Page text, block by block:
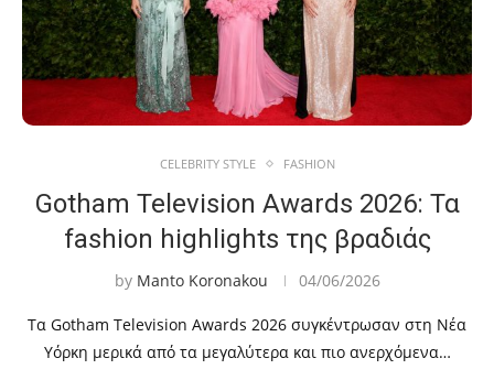
CELEBRITY STYLE FASHION
Gotham Television Awards 2026: Τα
fashion highlights της βραδιάς
by Manto Koronakou 04/06/2026
Τα Gotham Television Awards 2026 συγκέντρωσαν στη Νέα
Υόρκη μερικά από τα μεγαλύτερα και πιο ανερχόμενα…